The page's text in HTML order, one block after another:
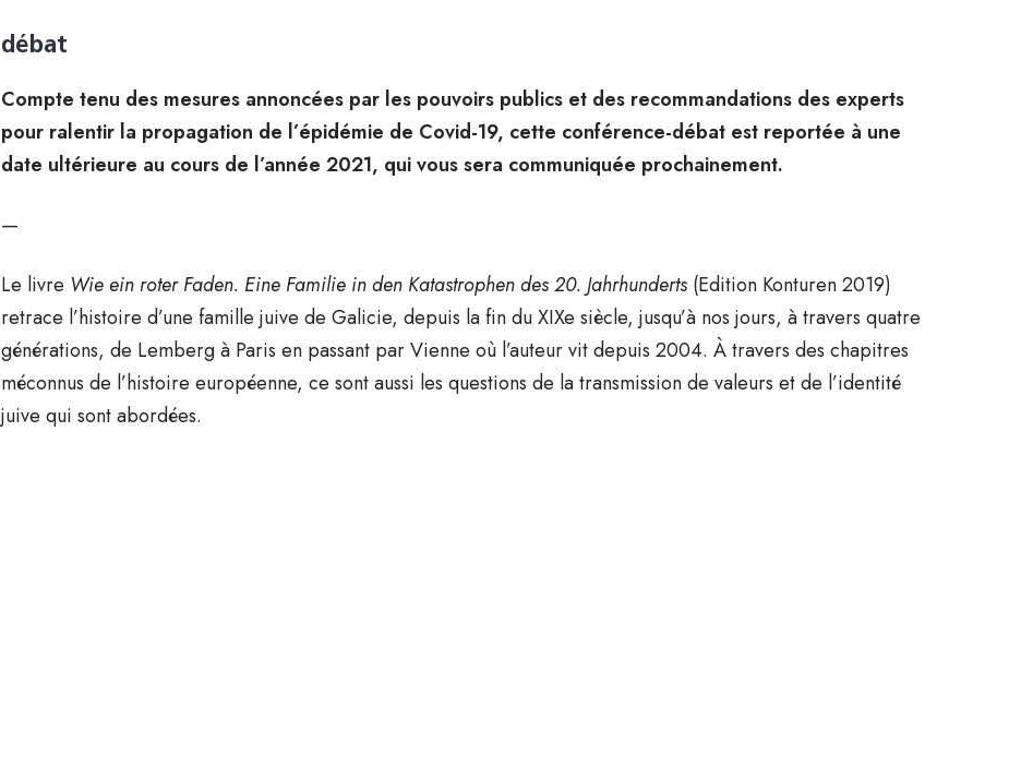
débat
Compte tenu des mesures annoncées par les pouvoirs publics et des recommandations des experts
pour ralentir la propagation de l’épidémie de Covid-19, cette conférence-débat est reportée à une
date ultérieure au cours de l’année 2021, qui vous sera communiquée prochainement.
—
Le livre Wie ein roter Faden. Eine Familie in den Katastrophen des 20. Jahrhunderts(Edition Konturen 2019)
retrace l’histoire d’une famille juive de Galicie, depuis la fin du XIXe siècle, jusqu’à nos jours, à travers quatre
générations, de Lemberg à Paris en passant par Vienne où l’auteur vit depuis 2004. À travers des chapitres
méconnus de l’histoire européenne, ce sont aussi les questions de la transmission de valeurs et de l’identité
juive qui sont abordées.